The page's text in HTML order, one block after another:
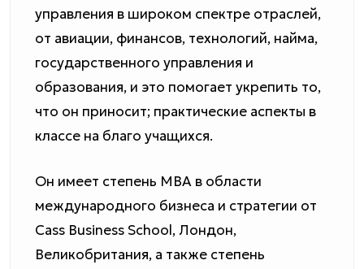
управления в широком спектре отраслей,
от авиации, финансов, технологий, найма,
государственного управления и
образования, и это помогает укрепить то,
что он приносит; практические аспекты в
классе на благо учащихся.
Он имеет степень MBA в области
международного бизнеса и стратегии от
Cass Business School, Лондон,
Великобритания, а также степень